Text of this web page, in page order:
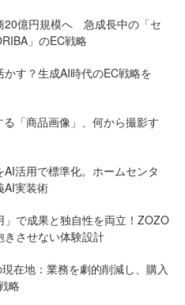
20億円規模へ 急成長中の「セ
」のEC戦略
す？生成AI時代のEC戦略を
「商品画像」、何から撮影す
活用で標準化。ホームセンタ
AI実装術
」で成果と独自性を両立！ZOZO
させない体験設計
在地：業務を劇的削減し、購入
略